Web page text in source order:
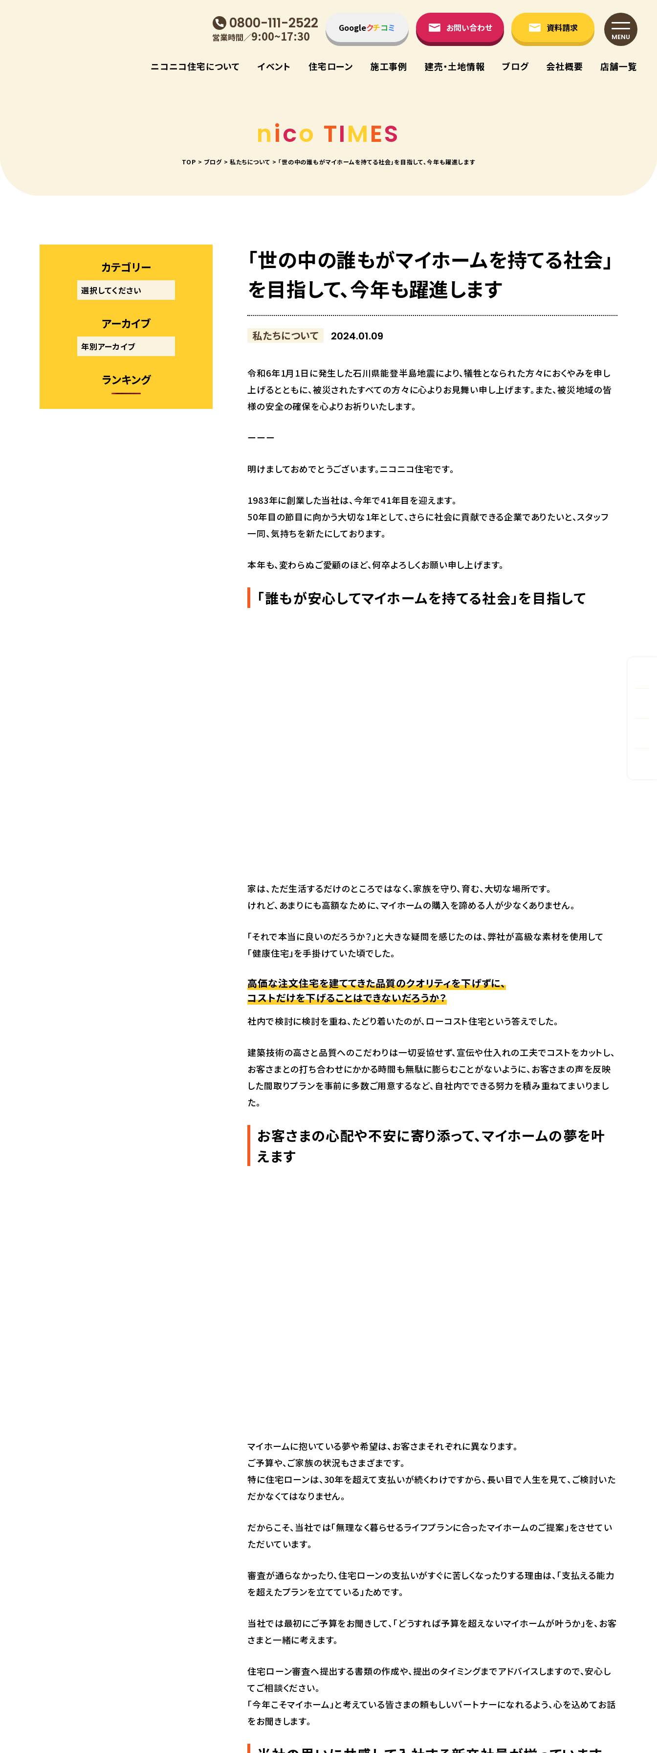
0800-111-2522
営業時間／9:00~17:30
Googleクチコミ お問い合わせ 資料請求
MENU
ニコニコ住宅について イベント 住宅ローン 施⼯事例 建売・⼟地情報 ブログ 会社概要 店舗⼀覧
nico TIMES
TOP > ブログ>私たちについて > 「世の中の誰もがマイホームを持てる社会」を目指して、今年も躍進します
「世の中の誰もがマイホームを持てる社会」
を目指して、今年も躍進します
私たちについて 2024.01.09
令和6年1月1日に発生した石川県能登半島地震により、犠牲となられた方々におくやみを申し
上げるとともに、被災されたすべての方々に心よりお見舞い申し上げます。また、被災地域の皆
様の安全の確保を心よりお祈りいたします。
ーーー
明けましておめでとうございます。ニコニコ住宅です。
1983年に創業した当社は、今年で41年目を迎えます。
50年目の節目に向かう大切な1年として、さらに社会に貢献できる企業でありたいと、スタッフ
一同、気持ちを新たにしております。
本年も、変わらぬご愛顧のほど、何卒よろしくお願い申し上げます。
「誰もが安心してマイホームを持てる社会」を目指して
家は、ただ生活するだけのところではなく、家族を守り、育む、大切な場所です。
けれど、あまりにも高額なために、マイホームの購入を諦める人が少なくありません。
「それで本当に良いのだろうか？」と大きな疑問を感じたのは、弊社が高級な素材を使用して
「健康住宅」を手掛けていた頃でした。
高価な注文住宅を建ててきた品質のクオリティを下げずに、
コストだけを下げることはできないだろうか？
社内で検討に検討を重ね、たどり着いたのが、ローコスト住宅という答えでした。
建築技術の高さと品質へのこだわりは一切妥協せず、宣伝や仕入れの工夫でコストをカットし、
お客さまとの打ち合わせにかかる時間も無駄に膨らむことがないように、お客さまの声を反映
した間取りプランを事前に多数ご用意するなど、自社内でできる努力を積み重ねてまいりまし
た。
お客さまの心配や不安に寄り添って、マイホームの夢を叶
えます
マイホームに抱いている夢や希望は、お客さまそれぞれに異なります。
ご予算や、ご家族の状況もさまざまです。
特に住宅ローンは、30年を超えて支払いが続くわけですから、長い目で人生を見て、ご検討いた
だかなくてはなりません。
だからこそ、当社では「無理なく暮らせるライフプランに合ったマイホームのご提案」をさせてい
ただいています。
審査が通らなかったり、住宅ローンの支払いがすぐに苦しくなったりする理由は、「支払える能力
を超えたプランを立てている」ためです。
当社では最初にご予算をお聞きして、「どうすれば予算を超えないマイホームが叶うか」を、お客
さまと一緒に考えます。
住宅ローン審査へ提出する書類の作成や、提出のタイミングまでアドバイスしますので、安心し
てご相談ください。
「今年こそマイホーム」と考えている皆さまの頼もしいパートナーになれるよう、心を込めてお話
をお聞きします。
カテゴリー
アーカイブ
ランキング